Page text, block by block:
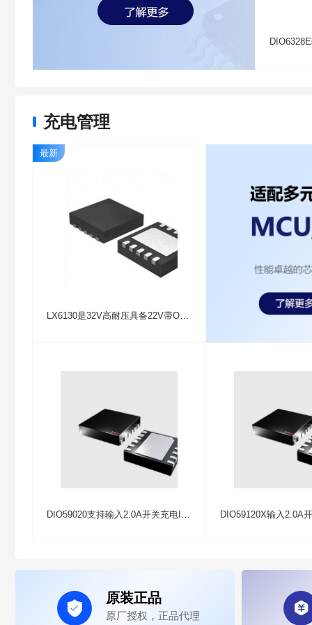
充电管理
最新

原装正品
原厂授权，正品代理 